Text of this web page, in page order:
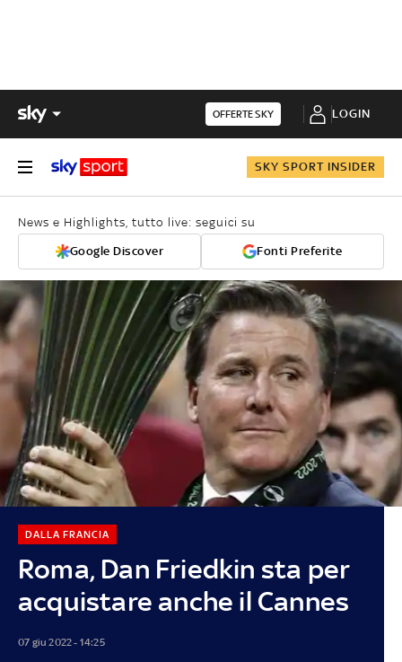
OFFERTE SKY LOGIN
SKY SPORT INSIDER
News e Highlights, tutto live: seguici su
Google Discover Fonti Preferite
Roma, Dan Friedkin sta per
acquistare anche il Cannes
DALLA FRANCIA
07 giu 2022 - 14:25